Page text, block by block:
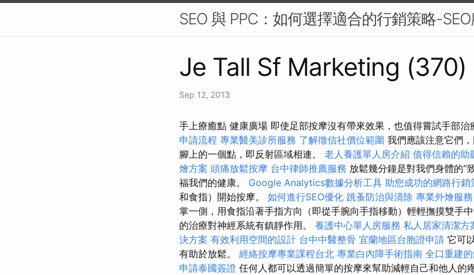
SEO 與 PPC：如何選擇適合的行銷策略-
Je Tall Sf Marketing (370)
Sep 12, 2013
手上療癒點 健康廣場 即使足部按摩沒有帶來效果，也值得嘗試手部治
申請流程 專業醫美診所服務 了解徵信社價位範圍 我們應該注意它們
腳上的一個點，即反射區域相連。 老人養護單人房介紹 值得信賴的助
燴方案 頭痛放鬆按摩 台中律師推薦服務 放鬆幾分鐘是對我們身體的“
福我們的健康。 Google Analytics數據分析工具 助您成功的網路行銷
和食指）開始按摩。 如何進行SEO優化 跳蚤防治與清除 專業外燴服務
掌一側，用食指沿著手指方向（即從手腕向手指移動）輕輕撫摸雙手
的治療對神經系統有鎮靜作用。 養護中心單人房服務 私人居家清潔方
決方案 有效利用空間的設計 台中中醫整骨 宜蘭地區台胞證申請 它可
有助於放鬆。 經絡按摩專業課程台北 專業白內障手術指南 全口重建
申請泰國簽證 任何人都可以透過簡單的按摩來幫助減輕自己和他人的